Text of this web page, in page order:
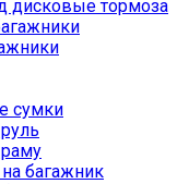
дисковые тормоза
сумки
багажник